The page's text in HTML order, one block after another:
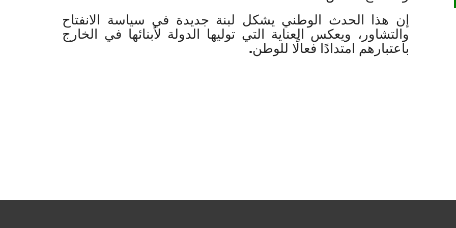
إن هذا الحدث الوطني يشكل لبنة جديدة في سياسة الانفتاح
والتشاور، ويعكس العناية التي توليها الدولة لأبنائها في الخارج
باعتبارهم امتدادًا فعالًا للوطن.